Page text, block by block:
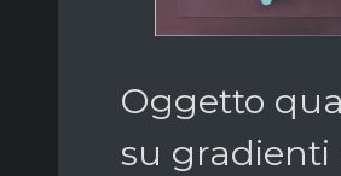
Oggetto
su gradienti